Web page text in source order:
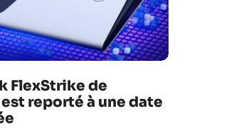
FlexStrike de
reporté à une date